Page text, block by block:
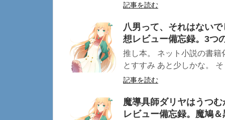
記事を読む
八男って、それはない
想レビュー備忘録。3つ
推し本。 ネット小説の書
とすすみ あと少しかな。
記事を読む
魔導具師ダリヤはうつ
レビュー備忘録。魔鳩